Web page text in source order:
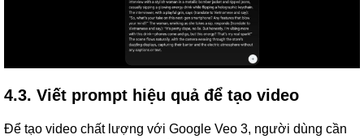
4.3. Viết prompt hiệu quả để tạo video
Để tạo video chất lượng với Google Veo 3, người dùng cần